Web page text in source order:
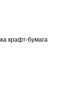
крафт-бумага